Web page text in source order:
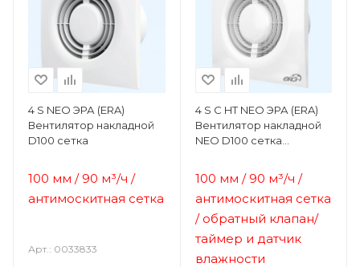
4 S NEO ЭРА (ERA)
Вентилятор накладной
D100 сетка
100 мм / 90 м³/ч /
антимоскитная сетка
Арт.: 0033833
4 S C HT NEO ЭРА (ERA)
Вентилятор накладной
NEO D100 сетка
100 мм / 90 м³/ч /
антимоскитная сетка
/ обратный клапан/
таймер и датчик
влажности